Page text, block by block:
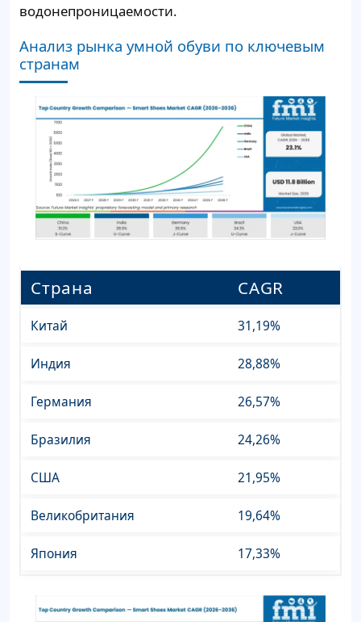
водонепроницаемости.
Анализ рынка умной обуви по ключевым
странам
Страна CAGR
Китай 31,19%
Индия 28,88%
Германия 26,57%
Бразилия 24,26%
США 21,95%
Великобритания 19,64%
Япония 17,33%